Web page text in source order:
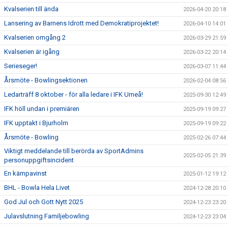
Kvalserien till ända 2026-04-20 20:18
Lansering av Barnens Idrott med Demokratiprojektet! 2026-04-10 14:01
Kvalserien omgång 2 2026-03-29 21:59
Kvalserien är igång 2026-03-22 20:14
Serieseger! 2026-03-07 11:44
Årsmöte - Bowlingsektionen 2026-02-04 08:56
Ledarträff 8 oktober - för alla ledare i IFK Umeå! 2025-09-30 12:49
IFK höll undan i premiären 2025-09-19 09:27
IFK upptakt i Bjurholm 2025-09-19 09:22
Årsmöte - Bowling 2025-02-26 07:44
Viktigt meddelande till berörda av SportAdmins
personuppgiftsincident
2025-02-05 21:39
En kämpavinst 2025-01-12 19:12
BHL - Bowla Hela Livet 2024-12-28 20:10
God Jul och Gott Nytt 2025 2024-12-23 23:20
Julavslutning Familjebowling 2024-12-23 23:04